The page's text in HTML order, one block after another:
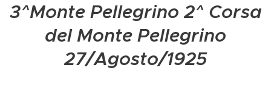
3^Monte Pellegrino 2^ Corsa
del Monte Pellegrino
27/Agosto/1925